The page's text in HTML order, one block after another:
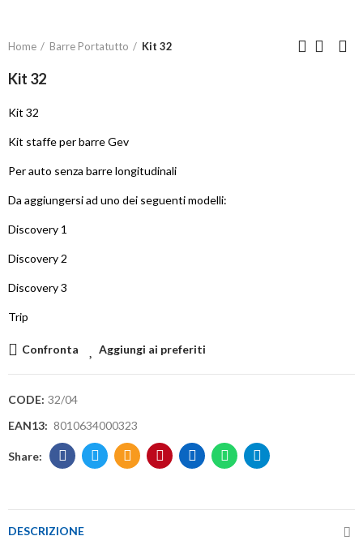
Home Barre Portatutto Kit 32
Kit 32
Kit 32
Kit staffe per barre Gev
Per auto senza barre longitudinali
Da aggiungersi ad uno dei seguenti modelli:
Discovery 1
Discovery 2
Discovery 3
Trip
Confronta Aggiungi ai preferiti
CODE: 32/04
EAN13: 8010634000323
DESCRIZIONE